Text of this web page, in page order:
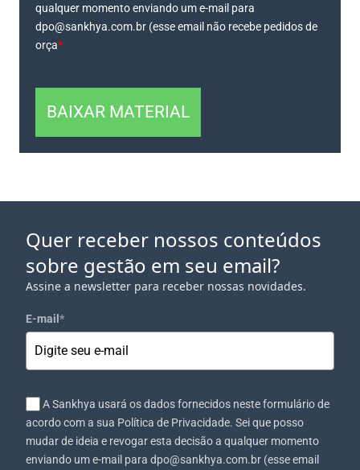
qualquer momento enviando um e-mail para
dpo@sankhya.com.br (esse email não recebe pedidos de
orça*
BAIXAR MATERIAL
Quer receber nossos conteúdos
sobre gestão em seu email?
Assine a newsletter para receber nossas novidades.
E-mail*
A Sankhya usará os dados fornecidos neste formulário de
acordo com a sua Política de Privacidade. Sei que posso
mudar de ideia e revogar esta decisão a qualquer momento
enviando um e-mail para dpo@sankhya.com.br (esse email